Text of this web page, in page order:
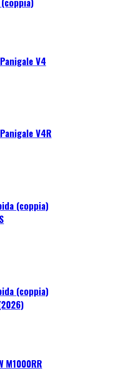
V4
V4R
(coppia)
(coppia)